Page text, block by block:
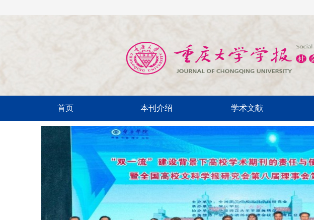
首页 本刊介绍 学术文献